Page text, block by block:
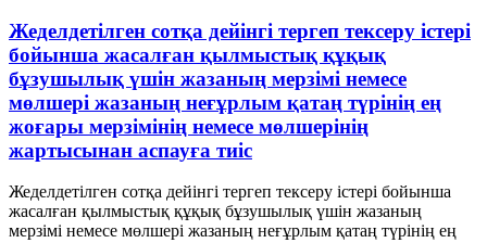
Жеделдетілген сотқа дейінгі тергеп тексеру істері
бойынша жасалған қылмыстық құқық
бұзушылық үшін жазаның мерзімі немесе
мөлшері жазаның неғұрлым қатаң түрінің ең
жоғары мерзімінің немесе мөлшерінің
жартысынан аспауға тиіс
Жеделдетілген сотқа дейінгі тергеп тексеру істері бойынша
жасалған қылмыстық құқық бұзушылық үшін жазаның
мерзімі немесе мөлшері жазаның неғұрлым қатаң түрінің ең